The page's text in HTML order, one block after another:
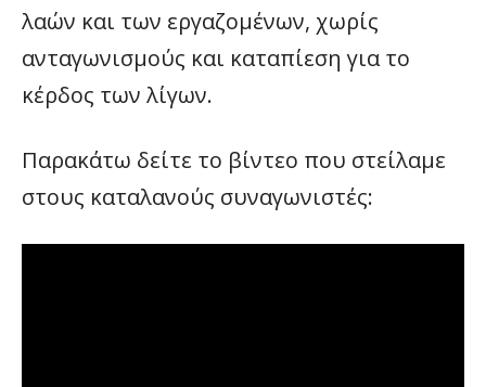
λαών και των εργαζομένων, χωρίς
ανταγωνισμούς και καταπίεση για το
κέρδος των λίγων.
Παρακάτω δείτε το βίντεο που στείλαμε
στους καταλανούς συναγωνιστές: